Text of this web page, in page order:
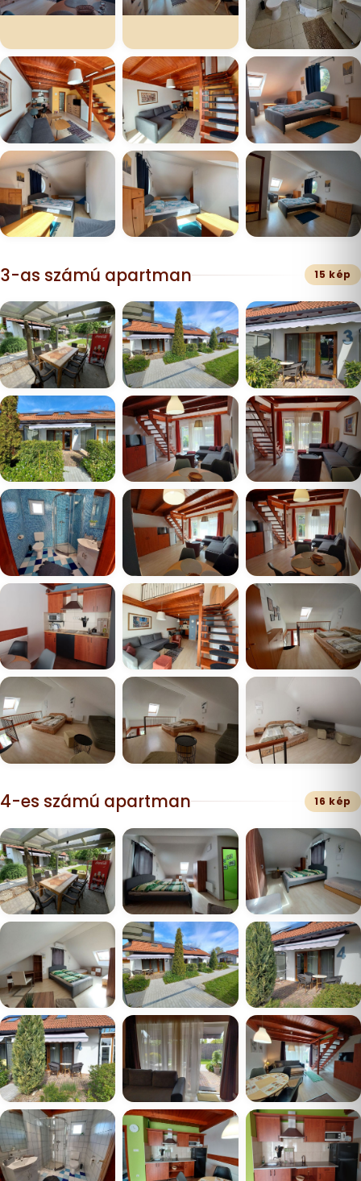
3-as számú apartman 15 kép
4-es számú apartman 16 kép